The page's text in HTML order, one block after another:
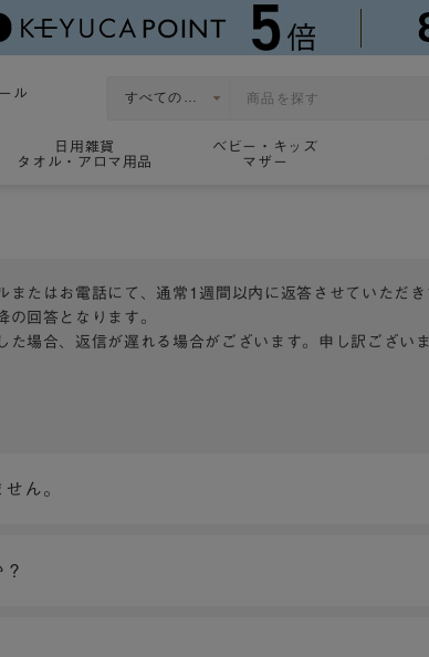
ル
日用雑貨
タオル・アロマ用品
ベビー・キッズ
マザー
たはお電話にて、通常1週間以内に返答させていただ
回答となります。
場合、返信が遅れる場合がございます。申し訳ござい
ん。